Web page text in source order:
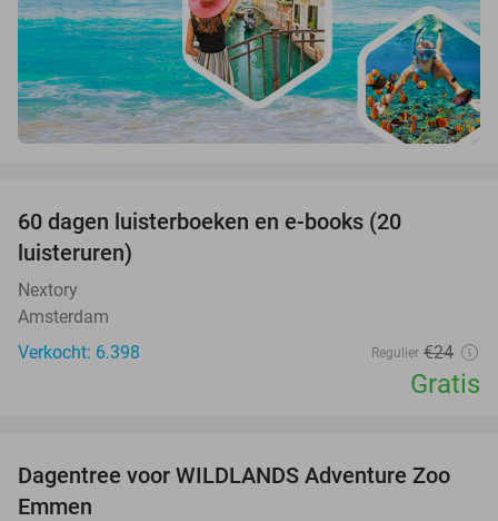
60 dagen luisterboeken en e-books (20
luisteruren)
Nextory
Amsterdam
Verkocht: 6.398
Regulier €24
Gratis
24%
Dagentree voor WILDLANDS Adventure Zoo
Emmen